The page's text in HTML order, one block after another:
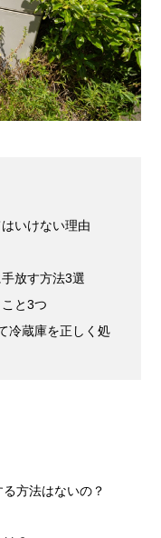
いけない理由
放す方法3選
と3つ
冷蔵庫を正しく処
方法はないの？